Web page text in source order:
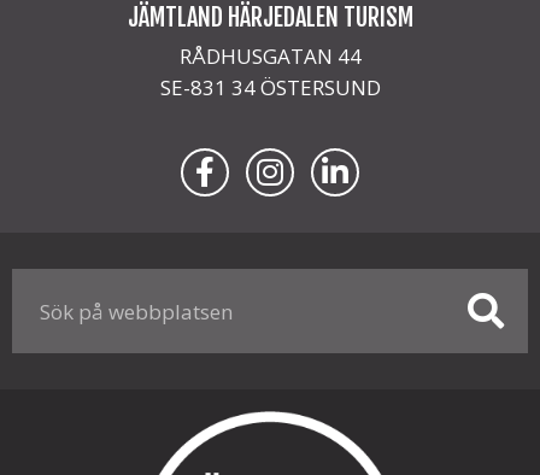
JÄMTLAND HÄRJEDALEN TURISM
RÅDHUSGATAN 44
SE-831 34 ÖSTERSUND